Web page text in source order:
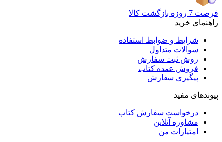
فرصت 7 روزه بازگشت کالا
راهنمای خرید
شرایط و ضوابط استفاده
سوالات متداول
روش ثبت سفارش
فروش عمده کتاب
پیگیری سفارش
پیوندهای مفید
درخواست سفارش کتاب
مشاوره آنلاین
امتیازات من